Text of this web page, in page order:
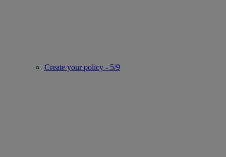
Create your policy - 5/9